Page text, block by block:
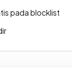
pada blocklist